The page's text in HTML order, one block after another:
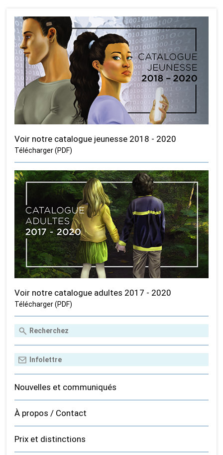
Voir notre catalogue jeunesse 2018 - 2020
Télécharger (PDF)
Voir notre catalogue adultes 2017 - 2020
Télécharger (PDF)
Nouvelles et communiqués
À propos / Contact
Prix et distinctions